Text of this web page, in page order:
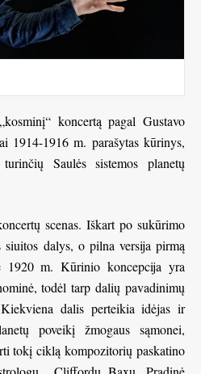
koncertą pagal Gustavo
1914-1916 m. parašytas kūrinys,
Saulės sistemos planetų
scenas. Iškart po sukūrimo
dalys, o pilna versija pirmą
1920 m. Kūrinio koncepcija yra
todėl tarp dalių pavadinimų
dalis perteikia idėjas ir
poveikį žmogaus sąmonei,
tokį ciklą kompozitorių paskatino